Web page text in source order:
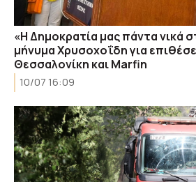
«Η Δημοκρατία μας πάντα νικά
μήνυμα Χρυσοχοΐδη για
Θεσσαλονίκη και Marfin
10/07 16:09